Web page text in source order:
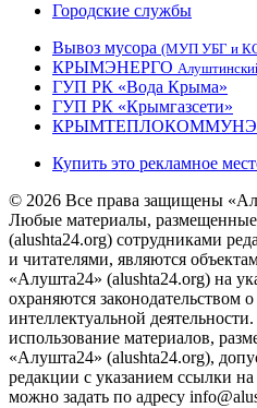
Городские службы
Вывоз мусора (МУП УБГ и
КРЫМЭНЕРГО
ГУП РК «Вода Крыма»
ГУП РК «Крымгазсети»
Купить это рекламное
© 2026 Все права защищены
Любые материалы,
(alushta24.org) сотрудниками
и читателями, являются
«Алушта24» (alushta24.org) на
охраняются законодательством
интеллектуальной
использование материалов,
«Алушта24» (alushta24.org),
редакции с указанием ссылки
можно задать по адресу